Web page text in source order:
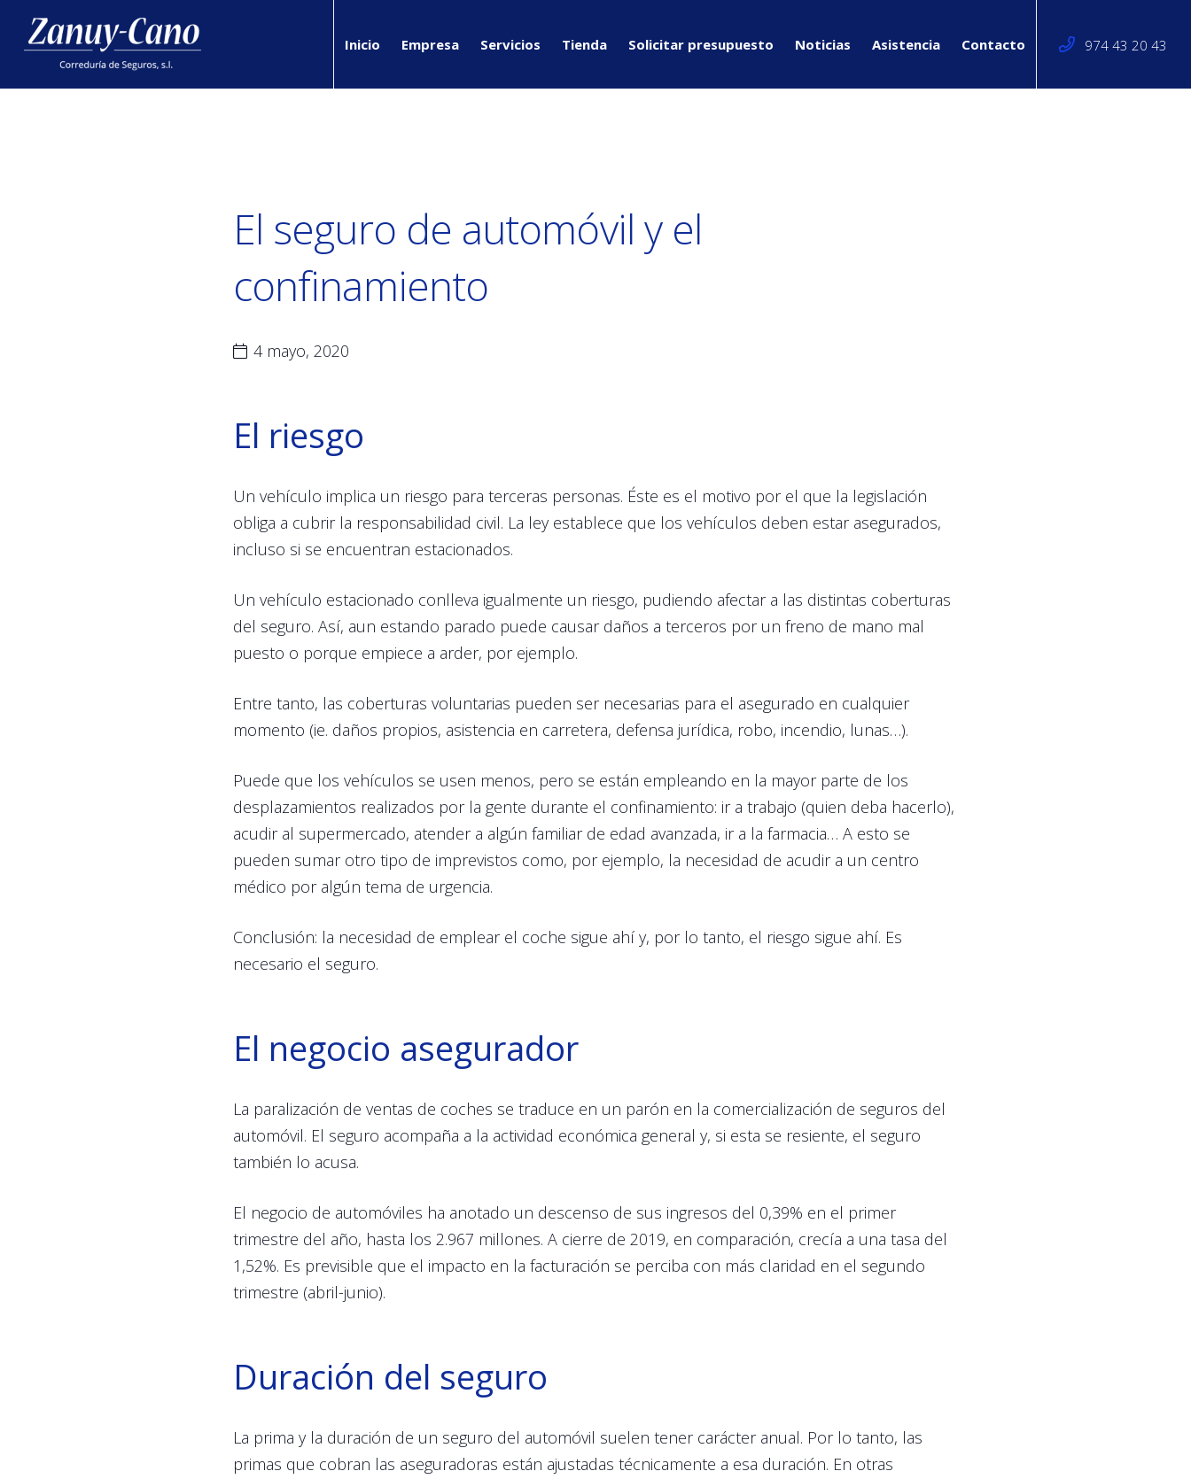
Inicio Empresa Servicios Tienda Solicitar presupuesto Noticias Asistencia Contacto 974 43 20 43
El seguro de automóvil y el
confinamiento
4 mayo, 2020
El riesgo
Un vehículo implica un riesgo para terceras personas. Éste es el motivo por el que la legislación
obliga a cubrir la responsabilidad civil. La ley establece que los vehículos deben estar asegurados,
incluso si se encuentran estacionados.
Un vehículo estacionado conlleva igualmente un riesgo, pudiendo afectar a las distintas coberturas
del seguro. Así, aun estando parado puede causar daños a terceros por un freno de mano mal
puesto o porque empiece a arder, por ejemplo.
Entre tanto, las coberturas voluntarias pueden ser necesarias para el asegurado en cualquier
momento (ie. daños propios, asistencia en carretera, defensa jurídica, robo, incendio, lunas…).
Puede que los vehículos se usen menos, pero se están empleando en la mayor parte de los
desplazamientos realizados por la gente durante el confinamiento: ir a trabajo (quien deba hacerlo),
acudir al supermercado, atender a algún familiar de edad avanzada, ir a la farmacia… A esto se
pueden sumar otro tipo de imprevistos como, por ejemplo, la necesidad de acudir a un centro
médico por algún tema de urgencia.
Conclusión: la necesidad de emplear el coche sigue ahí y, por lo tanto, el riesgo sigue ahí. Es
necesario el seguro.
El negocio asegurador
La paralización de ventas de coches se traduce en un parón en la comercialización de seguros del
automóvil. El seguro acompaña a la actividad económica general y, si esta se resiente, el seguro
también lo acusa.
El negocio de automóviles ha anotado un descenso de sus ingresos del 0,39% en el primer
trimestre del año, hasta los 2.967 millones. A cierre de 2019, en comparación, crecía a una tasa del
1,52%. Es previsible que el impacto en la facturación se perciba con más claridad en el segundo
trimestre (abril-junio).
Duración del seguro
La prima y la duración de un seguro del automóvil suelen tener carácter anual. Por lo tanto, las
primas que cobran las aseguradoras están ajustadas técnicamente a esa duración. En otras